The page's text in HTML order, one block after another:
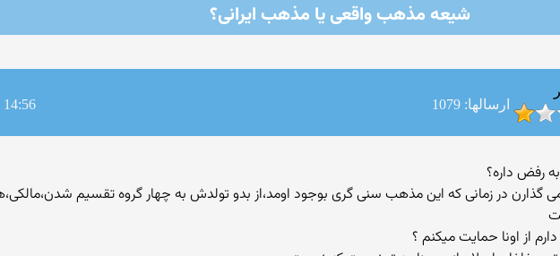
شیعه مذهب واقعی یا مذهب ایرانی؟
ارسالها: 1079
14:56
در زمانی كه این مذهب سنی گری بوجود اومد،از بدو تولدش به چهار گروه تقسیم
از اونا حمایت میکنم ؟